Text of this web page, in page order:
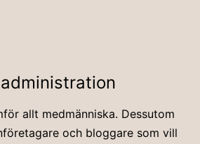
allt medmänniska. Dessutom
och bloggare som vill